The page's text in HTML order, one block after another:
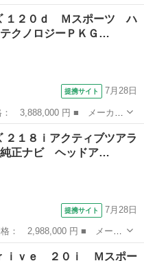
ター ■ グレード名： ベ
ＴＣ 禁煙車 ■ 排気量：
１２０ｄ Ｍスポーツ ハ
クノロジーＰＫＧ…
提携サイト 7月28日
■ グレード名： １２０
ノロジーＰＫＧ ヴェガン
２１８ｉアクティブツアラ
正ナビ ヘッドア…
提携サイト 7月28日
■ グレード名： ２１８
ナビ ヘッドアップディス
ｉｖｅ ２０ｉ Ｍスポー